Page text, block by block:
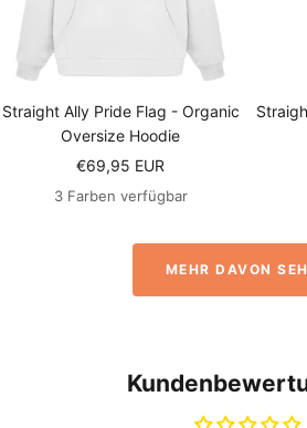
Straight Ally Pride Flag - Organic
Oversize Hoodie
Angebotspreis
€69,95 EUR
3 Farben verfügbar
MEHR DAVON